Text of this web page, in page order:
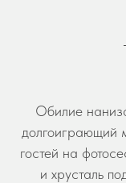
Обилие
долгоиграющий
гостей на
и хрусталь